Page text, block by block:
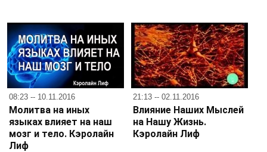
08:23 -- 10.11.2016
Молитва на иных
языках влияет на наш
мозг и тело. Кэролайн
Лиф
21:13 -- 02.11.2016
Влияние Наших Мыслей
на Нашу Жизнь.
Кэролайн Лиф